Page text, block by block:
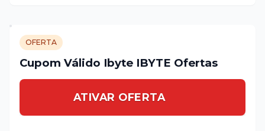
OFERTA
Cupom Válido Ibyte IBYTE Ofertas
ATIVAR OFERTA